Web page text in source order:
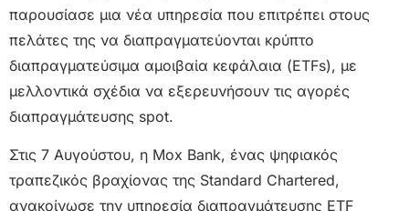
παρουσίασε μια νέα υπηρεσία που επιτρέπει στους
πελάτες της να διαπραγματεύονται κρύπτο
διαπραγματεύσιμα αμοιβαία κεφάλαια (ETFs), με
μελλοντικά σχέδια να εξερευνήσουν τις αγορές
διαπραγμάτευσης spot.
Στις 7 Αυγούστου, η Mox Bank, ένας ψηφιακός
τραπεζικός βραχίονας της Standard Chartered,
ανακοίνωσε την υπηρεσία διαπραγμάτευσης ETF